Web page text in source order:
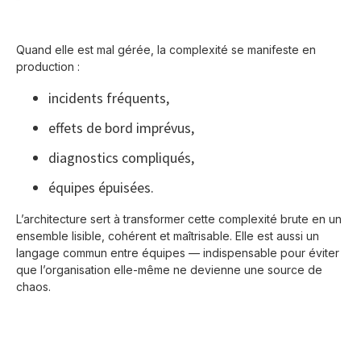
Quand elle est mal gérée, la complexité se manifeste en
production :
incidents fréquents,
effets de bord imprévus,
diagnostics compliqués,
équipes épuisées.
L’architecture sert à transformer cette complexité brute en un
ensemble lisible, cohérent et maîtrisable. Elle est aussi un
langage commun entre équipes — indispensable pour éviter
que l’organisation elle-même ne devienne une source de
chaos.